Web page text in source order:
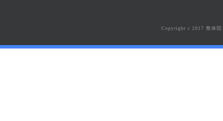
Copyright c 2017 整体院